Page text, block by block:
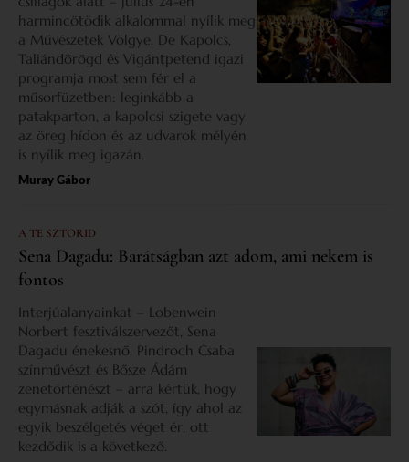
harmincötödik alkalommal nyílik meg
a Művészetek Völgye. De Kapolcs,
Taliándörögd és Vigántpetend igazi
programja most sem fér el a
műsorfüzetben: leginkább a
patakparton, a kapolcsi szigete vagy
az öreg hídon és az udvarok mélyén
is nyílik meg igazán.
Muray Gábor
A TE SZTORID
Sena Dagadu: Barátságban azt adom, ami nekem is
fontos
Interjúalanyainkat – Lobenwein
Norbert fesztiválszervezőt, Sena
Dagadu énekesnő, Pindroch Csaba
színművészt és Bősze Ádám
zenetörténészt – arra kértük, hogy
egymásnak adják a szót, így ahol az
egyik beszélgetés véget ér, ott
kezdődik is a következő.